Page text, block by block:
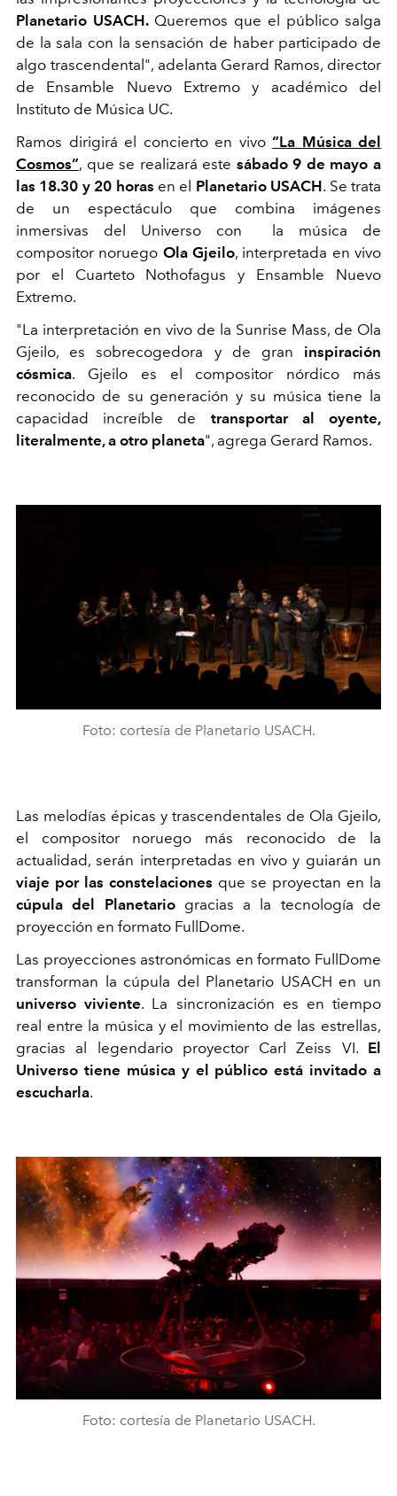
Planetario USACH. Queremos que el público salga
de la sala con la sensación de haber participado de
algo trascendental", adelanta Gerard Ramos, director
de Ensamble Nuevo Extremo y académico del
Instituto de Música UC.
Ramos dirigirá el concierto en vivo “La Música del
Cosmos”, que se realizará este sábado 9 de mayo a
las 18.30 y 20 horas en el Planetario USACH. Se trata
de un espectáculo que combina imágenes
inmersivas del Universo con
la música de
compositor noruego Ola Gjeilo, interpretada en vivo
por el Cuarteto Nothofagus y Ensamble Nuevo
Extremo.
"La interpretación en vivo de la Sunrise Mass, de Ola
Gjeilo, es sobrecogedora y de gran inspiración
cósmica. Gjeilo es el compositor nórdico más
reconocido de su generación y su música tiene la
capacidad increíble de transportar al oyente,
literalmente, a otro planeta", agrega Gerard Ramos.
Foto: cortesía de Planetario USACH.
Las melodías épicas y trascendentales de Ola Gjeilo,
el compositor noruego más reconocido de la
actualidad, serán interpretadas en vivo y guiarán un
viaje por las constelaciones que se proyectan en la
cúpula del Planetariogracias a la tecnología de
proyección en formato FullDome.
Las proyecciones astronómicas en formato FullDome
transforman la cúpula del Planetario USACH en un
universo viviente. La sincronización es en tiempo
real entre la música y el movimiento de las estrellas,
gracias al legendario proyector Carl Zeiss VI. El
Universo tiene música y el público está invitado a
escucharla.
Foto: cortesía de Planetario USACH.